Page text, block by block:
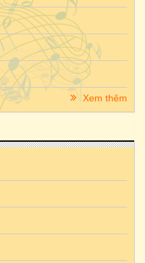
Xem thêm